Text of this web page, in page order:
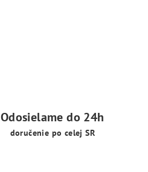
Odosielame do 24h
doručenie po celej SR